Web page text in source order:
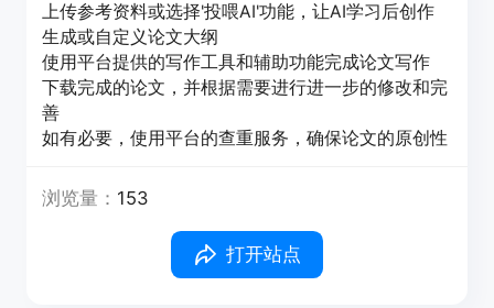
上传参考资料或选择'投喂AI'功能，让AI学习后创作
生成或自定义论文大纲
使用平台提供的写作工具和辅助功能完成论文写作
下载完成的论文，并根据需要进行进一步的修改和完
善
如有必要，使用平台的查重服务，确保论文的原创性
浏览量： 153
打开站点